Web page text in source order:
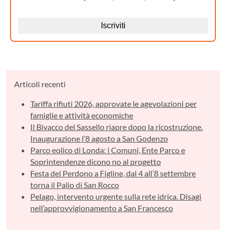
Articoli recenti
Tariffa rifiuti 2026, approvate le agevolazioni per
famiglie e attività economiche
Il Bivacco del Sassello riapre dopo la ricostruzione.
Inaugurazione l’8 agosto a San Godenzo
Parco eolico di Londa: i Comuni, Ente Parco e
Soprintendenze dicono no al progetto
Festa del Perdono a Figline, dal 4 all’8 settembre
torna il Palio di San Rocco
Pelago, intervento urgente sulla rete idrica. Disagi
nell’approvvigionamento a San Francesco